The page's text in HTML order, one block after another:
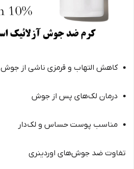
کاهش التهاب و قرمزی ناشی از جوش
درمان لک‌های پس از جوش
مناسب پوست حساس و لک‌دار
تفاوت ضد جوش‌های اوردینری